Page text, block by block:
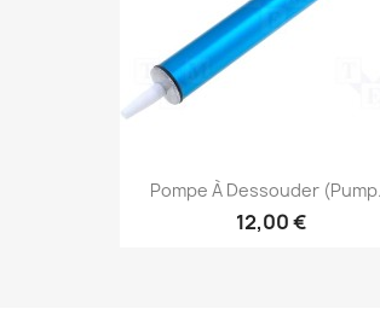
Pompe À Dessouder
12,00 €